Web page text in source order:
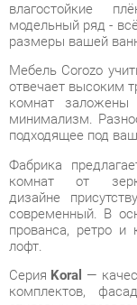
Мебель Corozo
отвечает высоким
комнат заложены
минимализм.
подходящее под
Фабрика
комнат от
дизайне
прованса, ретро и
лофт.
СерияKoral—
комплектов,
стилевых
помещений.
Условия покупки